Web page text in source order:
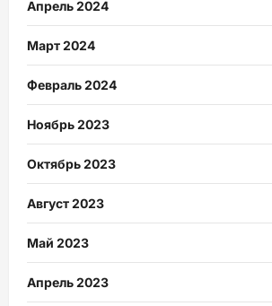
Апрель 2024
Март 2024
Февраль 2024
Ноябрь 2023
Октябрь 2023
Август 2023
Май 2023
Апрель 2023